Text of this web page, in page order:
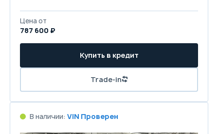
Цена от
787 600 ₽
Купить в кредит
Trade-in
В наличии: VIN Проверен